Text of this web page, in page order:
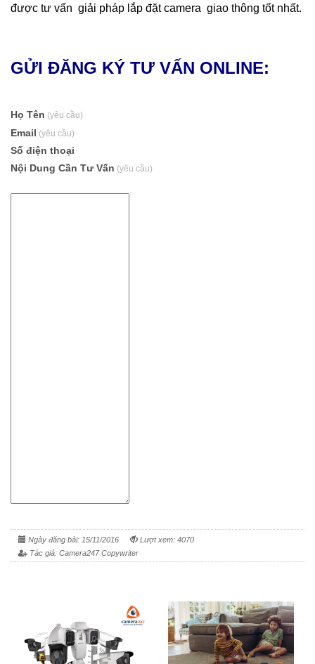
được tư vấn giải pháp lắp đặt camera giao thông tốt nhất.
GỬI ĐĂNG KÝ TƯ VẤN ONLINE:
Họ Tên (yêu cầu)
Email (yêu cầu)
Số điện thoại
Nội Dung Cần Tư Vấn (yêu cầu)
Ngày đăng bài: 15/11/2016
Lượt xem: 4070
Tác giả: Camera247 Copywriter